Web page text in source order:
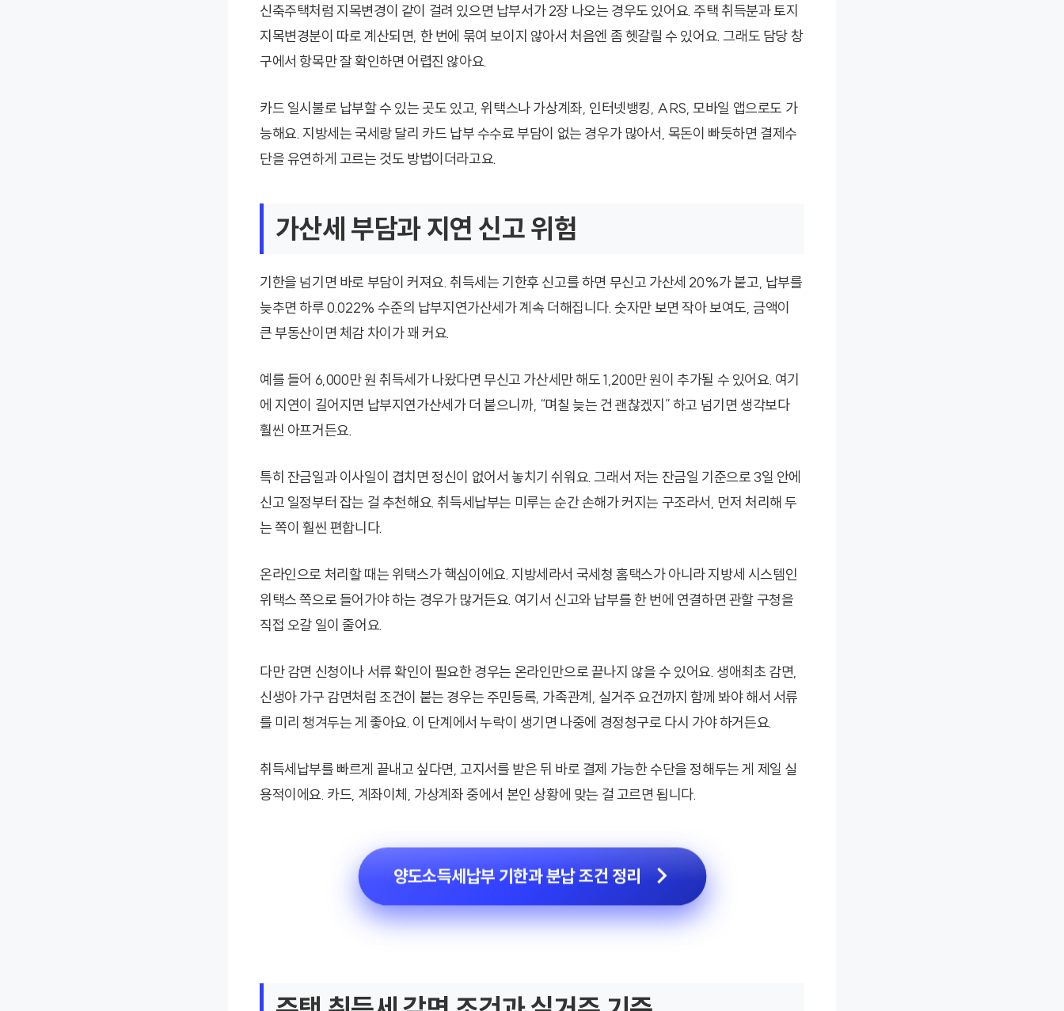
신축주택처럼 지목변경이 같이 걸려 있으면 납부서가 2장 나오는 경우도 있어요. 주택 취득분과 토지
지목변경분이 따로 계산되면, 한 번에 묶여 보이지 않아서 처음엔 좀 헷갈릴 수 있어요. 그래도 담당 창
구에서 항목만 잘 확인하면 어렵진 않아요.
카드 일시불로 납부할 수 있는 곳도 있고, 위택스나 가상계좌, 인터넷뱅킹, ARS, 모바일 앱으로도 가
능해요. 지방세는 국세랑 달리 카드 납부 수수료 부담이 없는 경우가 많아서, 목돈이 빠듯하면 결제수
단을 유연하게 고르는 것도 방법이더라고요.
가산세 부담과 지연 신고 위험
기한을 넘기면 바로 부담이 커져요. 취득세는 기한후 신고를 하면 무신고 가산세 20%가 붙고, 납부를
늦추면 하루 0.022% 수준의 납부지연가산세가 계속 더해집니다. 숫자만 보면 작아 보여도, 금액이
큰 부동산이면 체감 차이가 꽤 커요.
예를 들어 6,000만 원 취득세가 나왔다면 무신고 가산세만 해도 1,200만 원이 추가될 수 있어요. 여기
에 지연이 길어지면 납부지연가산세가 더 붙으니까, “며칠 늦는 건 괜찮겠지” 하고 넘기면 생각보다
훨씬 아프거든요.
특히 잔금일과 이사일이 겹치면 정신이 없어서 놓치기 쉬워요. 그래서 저는 잔금일 기준으로 3일 안에
신고 일정부터 잡는 걸 추천해요. 취득세납부는 미루는 순간 손해가 커지는 구조라서, 먼저 처리해 두
는 쪽이 훨씬 편합니다.
온라인으로 처리할 때는 위택스가 핵심이에요. 지방세라서 국세청 홈택스가 아니라 지방세 시스템인
위택스 쪽으로 들어가야 하는 경우가 많거든요. 여기서 신고와 납부를 한 번에 연결하면 관할 구청을
직접 오갈 일이 줄어요.
다만 감면 신청이나 서류 확인이 필요한 경우는 온라인만으로 끝나지 않을 수 있어요. 생애최초 감면,
신생아 가구 감면처럼 조건이 붙는 경우는 주민등록, 가족관계, 실거주 요건까지 함께 봐야 해서 서류
를 미리 챙겨두는 게 좋아요. 이 단계에서 누락이 생기면 나중에 경정청구로 다시 가야 하거든요.
취득세납부를 빠르게 끝내고 싶다면, 고지서를 받은 뒤 바로 결제 가능한 수단을 정해두는 게 제일 실
용적이에요. 카드, 계좌이체, 가상계좌 중에서 본인 상황에 맞는 걸 고르면 됩니다.
양도소득세납부 기한과 분납 조건 정리